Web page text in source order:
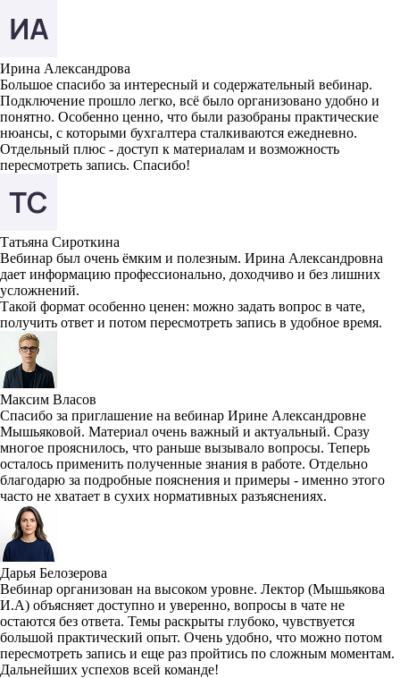
Ирина Александрова
Большое спасибо за интересный и содержательный вебинар.
Подключение прошло легко, всё было организовано удобно и
понятно. Особенно ценно, что были разобраны практические
нюансы, с которыми бухгалтера сталкиваются ежедневно.
Отдельный плюс - доступ к материалам и возможность
пересмотреть запись. Спасибо!
Татьяна Сироткина
Вебинар был очень ёмким и полезным. Ирина Александровна
дает информацию профессионально, доходчиво и без лишних
усложнений.
Такой формат особенно ценен: можно задать вопрос в чате,
получить ответ и потом пересмотреть запись в удобное время.
Максим Власов
Спасибо за приглашение на вебинар Ирине Александровне
Мышьяковой. Материал очень важный и актуальный. Сразу
многое прояснилось, что раньше вызывало вопросы. Теперь
осталось применить полученные знания в работе. Отдельно
благодарю за подробные пояснения и примеры - именно этого
часто не хватает в сухих нормативных разъяснениях.
Дарья Белозерова
Вебинар организован на высоком уровне. Лектор (Мышьякова
И.А) объясняет доступно и уверенно, вопросы в чате не
остаются без ответа. Темы раскрыты глубоко, чувствуется
большой практический опыт. Очень удобно, что можно потом
пересмотреть запись и еще раз пройтись по сложным моментам.
Дальнейших успехов всей команде!